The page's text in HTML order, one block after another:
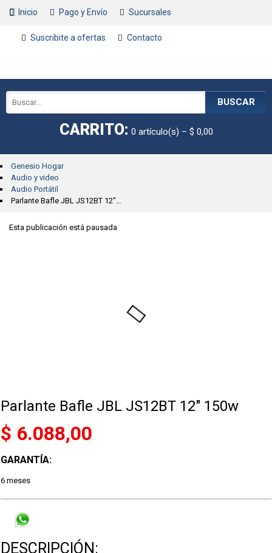
Inicio Pago y Envío Sucursales
Suscribite a ofertas Contacto
BUSCAR
CARRITO: 0 artículo(s) – $ 0,00
Genesio Hogar
Audio y video
Audio Portátil
Parlante Bafle JBL JS12BT 12" 150w
Esta publicación está pausada
Parlante Bafle JBL JS12BT 12" 150w
$ 6.088,00
GARANTÍA:
6 meses
DESCRIPCIÓN: